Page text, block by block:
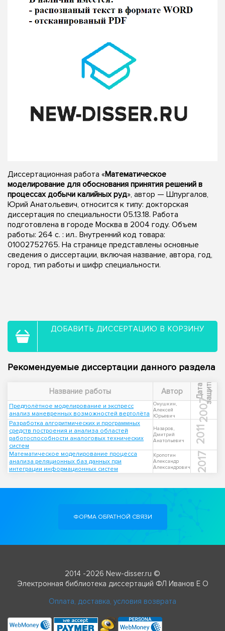
Диссертационная работа «Математическое
моделирование для обоснования принятия решений в
процессах добычи калийных руд», автор — Шпургалов,
Юрий Анатольевич, относится к типу: докторская
диссертация по специальности 05.13.18. Работа
подготовлена в городе Москва в 2004 году. Объем
работы: 264 с. : ил.. Внутренний код товара:
01002752765. На странице представлены основные
сведения о диссертации, включая название, автора, год,
город, тип работы и шифр специальности.
ДОБАВИТЬ ДИССЕРТАЦИЮ В КОРЗИНУ
Рекомендуемые диссертации данного раздела
Название работы Автор Д
а
т
а
з
а
щ
и
т ы
Предполётное моделирование и экспресс
анализ маневренных возможностей вертолёта
Онушкин,
Алексей
Юрьевич
2007
Разработка алгоритмических и программных
средств построения и анализа областей
работоспособности аналоговых технических
систем
Назаров,
Дмитрий
Анатольевич
2011
Математическое моделирование процесса
анализа реляционных баз данных при
интеграции информационных систем
Кропотин
Александр
Александрович
2017
ФОРМА ОБРАТНОЙ СВЯЗИ
2014 -2026 New-disser.ru ©
Электронная библиотека диссертаций ФЛ Иванов Е О
Оплата, доставка, условия возврата